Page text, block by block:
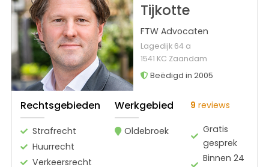
Tijkotte
FTW Advocaten
Lagedijk 64 a
1541 KC Zaandam
Beëdigd in 2005
Rechtsgebieden
Strafrecht
Huurrecht
Verkeersrecht
Werkgebied
Oldebroek
9 reviews
Gratis
gesprek
Binnen 24